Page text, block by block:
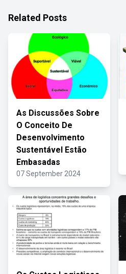
Related Posts
As Discussões Sobre
O Conceito De
Desenvolvimento
Sustentável Estão
Embasadas
07 September 2024